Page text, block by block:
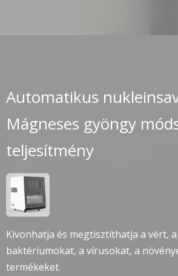
Automatikus
Mágneses gyöngy
teljesítmény
Kivonhatja és megtisztíthatja a vért,
baktériumokat, a vírusokat, a
termékeket.